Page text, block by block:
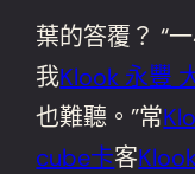
葉的答覆？ “
我Klook 永豐
也難聽。”常
cube卡客